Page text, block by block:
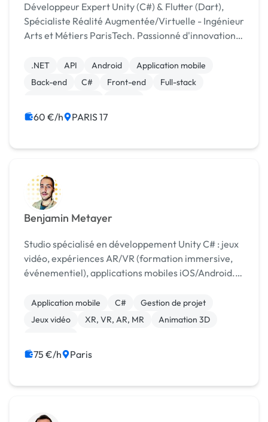
Développeur Expert Unity (C#) & Flutter (Dart),
Spécialiste Réalité Augmentée/Virtuelle - Ingénieur
Arts et Métiers ParisTech. Passionné d'innovation
ingénierie généraliste et master en nouvelles
techno...
.NET API Android
Application mobile
Back-end
C# Front-end
Full-stack
60 €/h PARIS 17
Benjamin Metayer
Studio spécialisé en développement Unity C# : jeux
vidéo, expériences AR/VR (formation immersive,
événementiel), applications mobiles iOS/Android.
Application mobile C#
Gestion de projet
Jeux vidéo
XR, VR, AR, MR
Animation 3D
75 €/h Paris